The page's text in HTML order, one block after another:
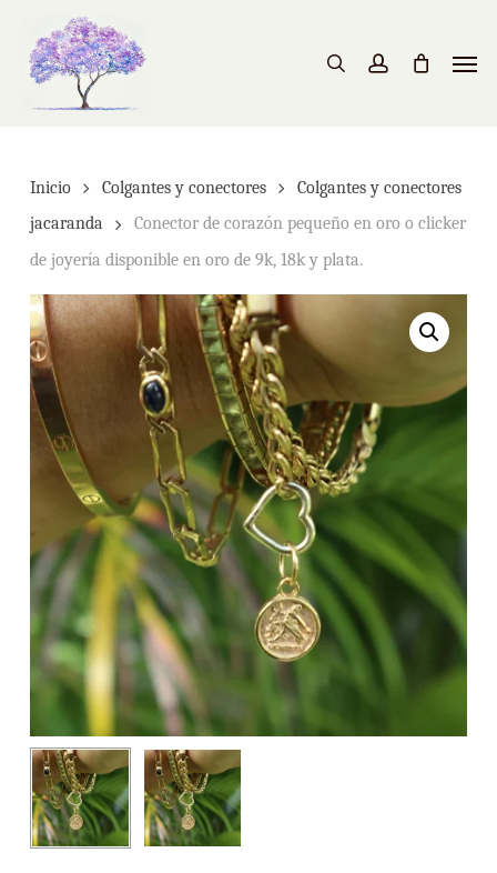
main
content
search account
Inicio Colgantes y conectores
Colgantes y conectores
jacaranda
Conector de corazón pequeño en oro o clicker
de joyería disponible en oro de 9k, 18k y plata.